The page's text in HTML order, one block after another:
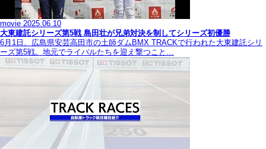
movie 2025.06.10
大東建託シリーズ第5戦 島田壮が兄弟対決を制してシリーズ初優勝
6月1日、広島県安芸高田市の土師ダムBMX TRACKで行われた大東建託シリ
ーズ第5戦。地元でライバルたちを迎え撃つこと…